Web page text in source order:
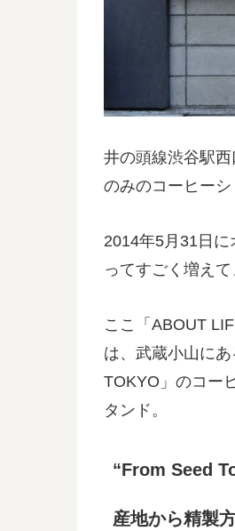
井の頭線渋谷駅
のみのコーヒーシ
2014年5月31日
ってすごく増えて
ここ「ABOUT
は、武蔵小山に
TOKYO」のコー
タンド。
“From Seed
産地から精製